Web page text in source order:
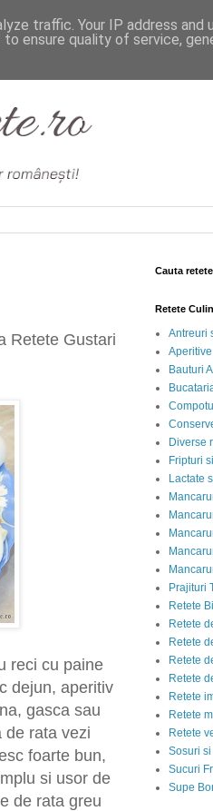
Retete Gustari
reci cu paine
dejun, aperitiv
gasca sau
de rata vezi
foarte bun,
si usor de
de rata greu
Cauta
Retete
Antreuri
Bauturi
Diverse
Fripturi
Lactate
Prajituri
Retete
Retete
Retete
Retete
Retete
Retete
Retete
Retete
Sosuri
Sucuri
Supe
traffic. Your IP address and
ensure quality of service,